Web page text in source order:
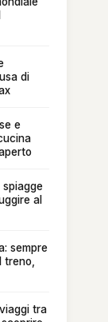
di
e
spiagge
al
sempre
tra